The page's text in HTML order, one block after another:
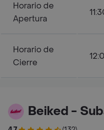
Horario de
Apertura
Horario de
Cierre
Beiked -